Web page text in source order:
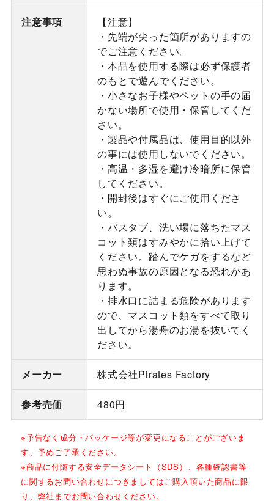
注意事項
【注意】
・先端が尖った箇所がありますの
でご注意ください。
・本品を使用する際は必ず保護者
のもとで遊んでください。
・小さなお子様やペットの手の届
かない場所で使用・保管してくだ
さい。
・製品や付属品は、使用目的以外
の事には使用しないでください。
・高温・多湿を避け冷暗所に保管
してください。
・開封後はすぐにご使用くださ
い。
・バスタブ、洗い場に落ちたマス
コット類はすみやかに拾い上げて
ください。踏んでケガをするなど
思わぬ事故の原因となる恐れがあ
ります。
・排水口に詰まる危険があります
ので、マスコット類をすべて取り
出してから湯舟のお湯を抜いてく
ださい。
メーカー 株式会社Pirates Factory
参考売価 480円
※予告なく成分・パッケージ等が変更になることがございま
す、予めご了承ください。
※商品に付随する安全データシート（SDS）、各種確認書等
に関するお問い合わせにつきましてはご購入頂いた商品に限
り、弊社までお問い合わせください。